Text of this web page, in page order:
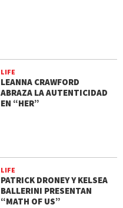
LIFE
LEANNA CRAWFORD
ABRAZA LA AUTENTICIDAD
EN “HER”
LIFE
PATRICK DRONEY Y KELSEA
BALLERINI PRESENTAN
“MATH OF US”